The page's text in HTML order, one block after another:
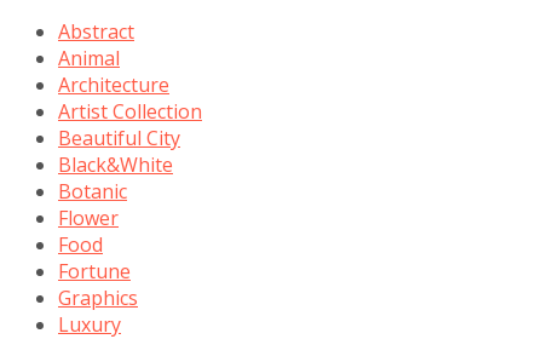
Abstract
Animal
Architecture
Artist Collection
Beautiful City
Black&White
Botanic
Flower
Food
Fortune
Graphics
Luxury